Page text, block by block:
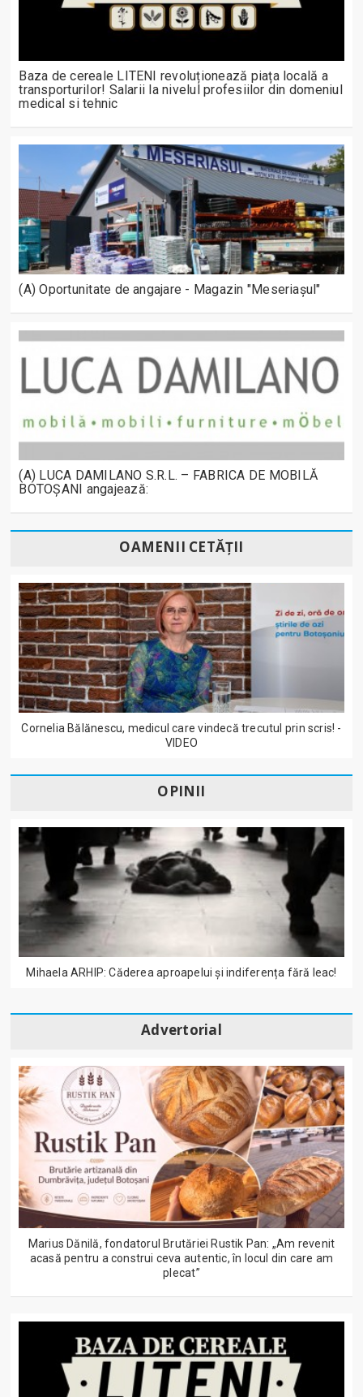
Baza de cereale LITENI revoluționează piața locală a
transporturilor! Salarii la nivelul profesiilor din domeniul
medical si tehnic
(A) Oportunitate de angajare - Magazin "Meseriașul"
(A) LUCA DAMILANO S.R.L. – FABRICA DE MOBILĂ
BOTOȘANI angajează:
OAMENII CETĂȚII
Cornelia Bălănescu, medicul care vindecă trecutul prin scris! -
VIDEO
OPINII
Mihaela ARHIP: Căderea aproapelui și indiferența fără leac!
Advertorial
Marius Dănilă, fondatorul Brutăriei Rustik Pan: „Am revenit
acasă pentru a construi ceva autentic, în locul din care am
plecat”